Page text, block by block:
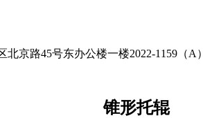
京路45号东办公楼一楼2022-1159（A）
锥形托辊